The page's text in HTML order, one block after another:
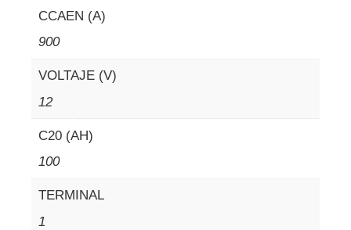
CCAEN (A)
900
VOLTAJE (V)
12
C20 (AH)
100
TERMINAL
1